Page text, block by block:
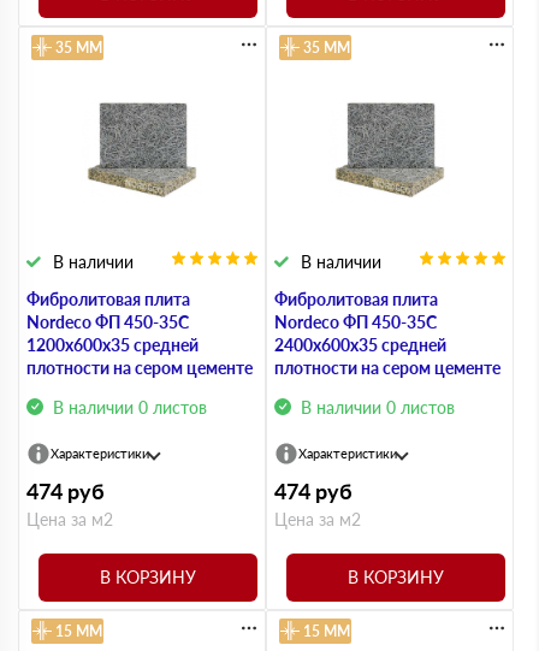
Фибролитовая плита
Nordeco ФП 450-35С
1200х600х35 средней
плотности на сером цементе
В наличии 0 листов
В наличии
35 ММ
Характеристики
474 руб
Цена за м2
В КОРЗИНУ
Фибролитовая плита
Nordeco ФП 450-35С
2400х600х35 средней
плотности на сером цементе
В наличии 0 листов
В наличии
35 ММ
Характеристики
474 руб
Цена за м2
В КОРЗИНУ
15 ММ 15 ММ